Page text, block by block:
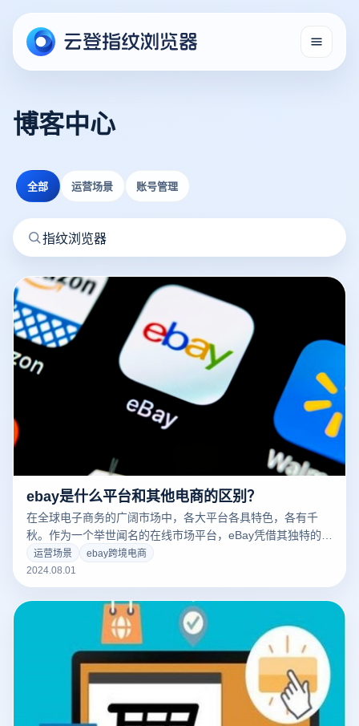
博客中心
全部 运营场景 账号管理
ebay是什么平台和其他电商的区别？
在全球电子商务的广阔市场中，各大平台各具特色，各有千
秋。作为一个举世闻名的在线市场平台，eBay凭借其独特的商
业模式和庞大的用户基础，吸引了大量用户。那么，eBay是什
么平台？它与其他电子商务平台有何不同？本文将详细介绍
eBay的核心功能，并对比其与其他电商平台的主要差异，帮助
您更好地理解eBay的独特之处。
运营场景
ebay跨境电商
2024.08.01